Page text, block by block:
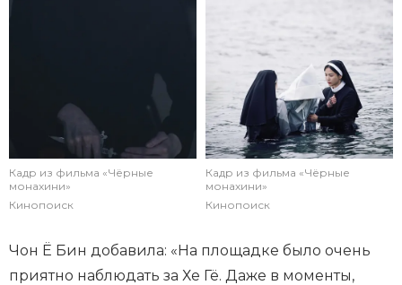
Кадр из фильма «Чёрные
монахини»
Кинопоиск
Кадр из фильма «Чёрные
монахини»
Кинопоиск
Чон Ё Бин добавила: «На площадке было очень
приятно наблюдать за Хе Гё. Даже в моменты,